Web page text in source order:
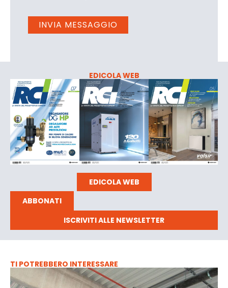
EDICOLA WEB
EDICOLA WEB
ABBONATI
ISCRIVITI ALLE NEWSLETTER
TI POTREBBERO INTERESSARE